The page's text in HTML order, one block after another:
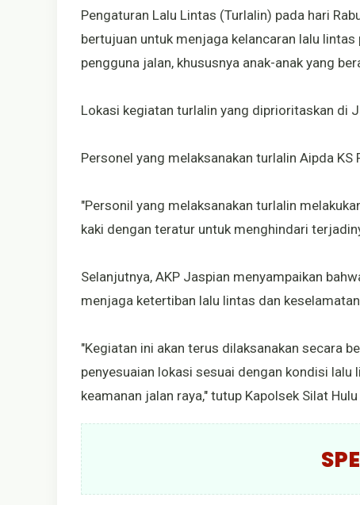
Pengaturan Lalu Lintas (Turlalin) pada hari
bertujuan untuk menjaga kelancaran lalu
pengguna jalan, khususnya anak-anak yang
Lokasi kegiatan turlalin yang diprioritaskan di
Personel yang melaksanakan turlalin Aipda KS
"Personil yang melaksanakan turlalin
kaki dengan teratur untuk menghindari
Selanjutnya, AKP Jaspian menyampaikan
menjaga ketertiban lalu lintas dan
"Kegiatan ini akan terus dilaksanakan secara
penyesuaian lokasi sesuai dengan kondisi
keamanan jalan raya," tutup Kapolsek Silat